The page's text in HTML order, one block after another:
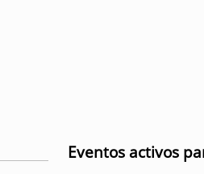
Eventos activos